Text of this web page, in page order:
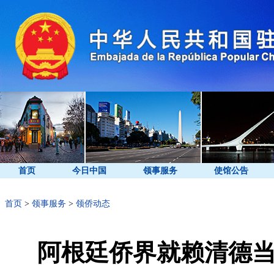
首页 今日中国 领事服务 使馆公告
首页 > 领事服务 > 领侨动态
阿根廷侨界就赖清德